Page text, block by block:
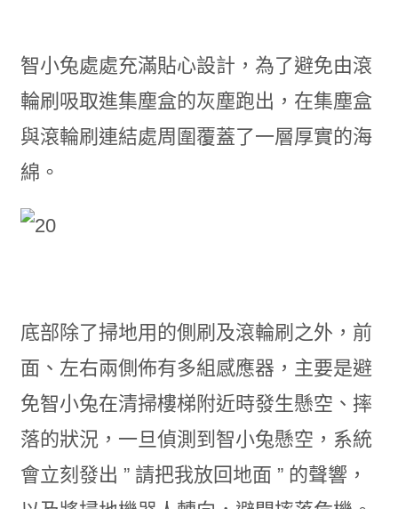
智小兔處處充滿貼心設計，為了避免由滾
輪刷吸取進集塵盒的灰塵跑出，在集塵盒
與滾輪刷連結處周圍覆蓋了一層厚實的海
綿。
底部除了掃地用的側刷及滾輪刷之外，前
面、左右兩側佈有多組感應器，主要是避
免智小兔在清掃樓梯附近時發生懸空、摔
落的狀況，一旦偵測到智小兔懸空，系統
會立刻發出 ” 請把我放回地面 ” 的聲響，